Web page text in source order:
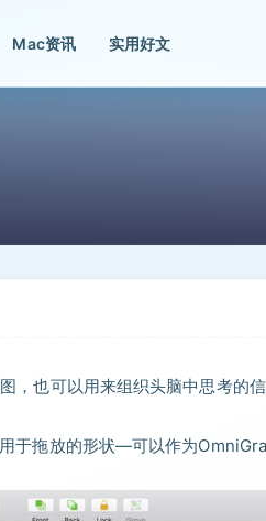
Mac资讯 实用好文
也可以用来组织头脑中思考的
于拖放的形状—可以作为